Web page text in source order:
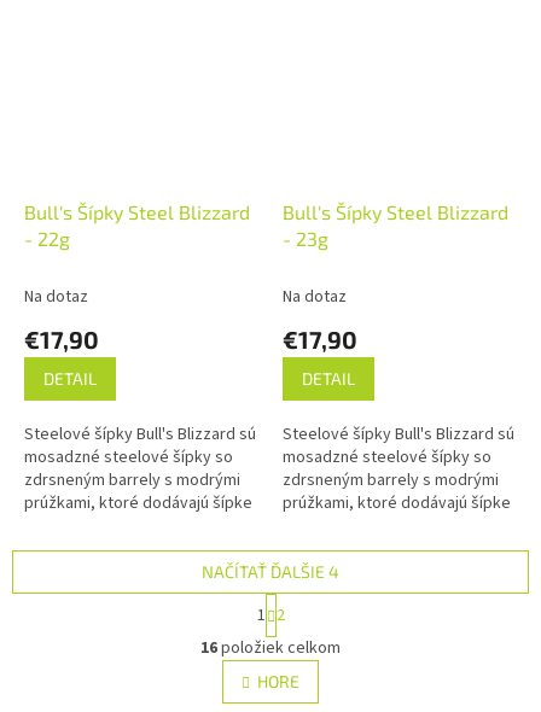
Bull's Šípky Steel Blizzard
- 22g
Na dotaz
€17,90
DETAIL
Steelové šípky Bull's Blizzard sú
mosadzné steelové šípky so
zdrsneným barrely s modrými
prúžkami, ktoré dodávajú šípke
doplnené násadkami Altra...
Bull's Šípky Steel Blizzard
- 23g
Na dotaz
€17,90
DETAIL
Steelové šípky Bull's Blizzard sú
mosadzné steelové šípky so
zdrsneným barrely s modrými
prúžkami, ktoré dodávajú šípke
doplnené násadkami Altra...
O
v
l
á
NAČÍTAŤ ĎALŠIE 4
t
r
á
n
k
1 2
16položiek celkom
HORE